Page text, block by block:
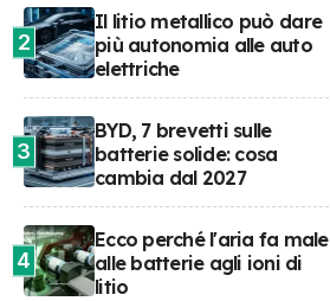
2
Il litio metallico può dare
più autonomia alle auto
elettriche
3
BYD, 7 brevetti sulle
batterie solide: cosa
cambia dal 2027
4
Ecco perché l'aria fa male
alle batterie agli ioni di
litio